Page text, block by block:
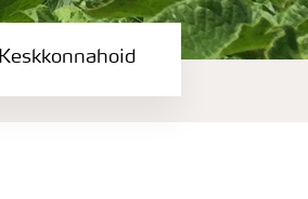
Keskkonnahoid